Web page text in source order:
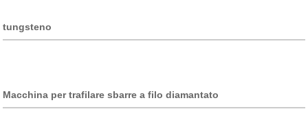
tungsteno
Macchina per trafilare sbarre a filo diamantato